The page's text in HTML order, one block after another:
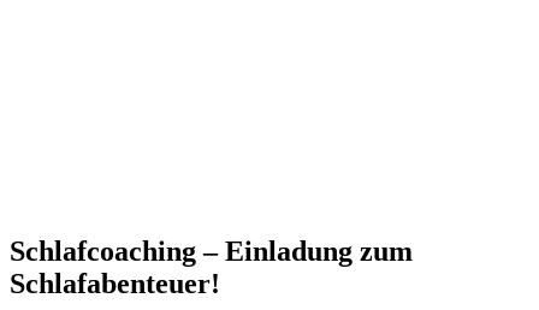
Schlafcoaching – Einladung zum
Schlafabenteuer!